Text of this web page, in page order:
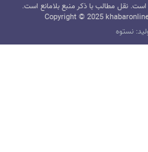
نقل مطالب با ذکر منبع بلامانع است.
Copyright © 2025
نستوه